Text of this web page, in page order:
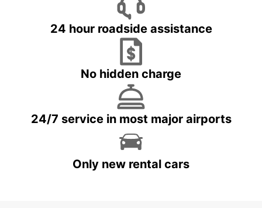
24 hour roadside assistance
No hidden charge
24/7 service in most major airports
Only new rental cars